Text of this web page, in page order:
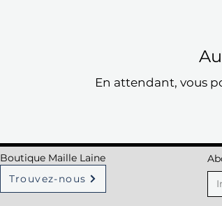
En attendant, vous
Boutique Maille Laine
Trouvez-nous